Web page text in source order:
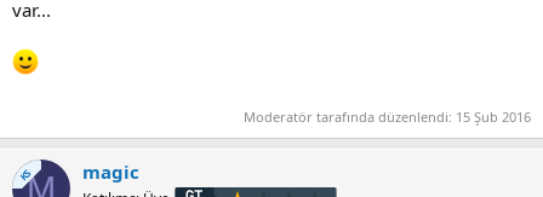
var...
Moderatör tarafında düzenlendi: 15 Şub 2016
KSM magic